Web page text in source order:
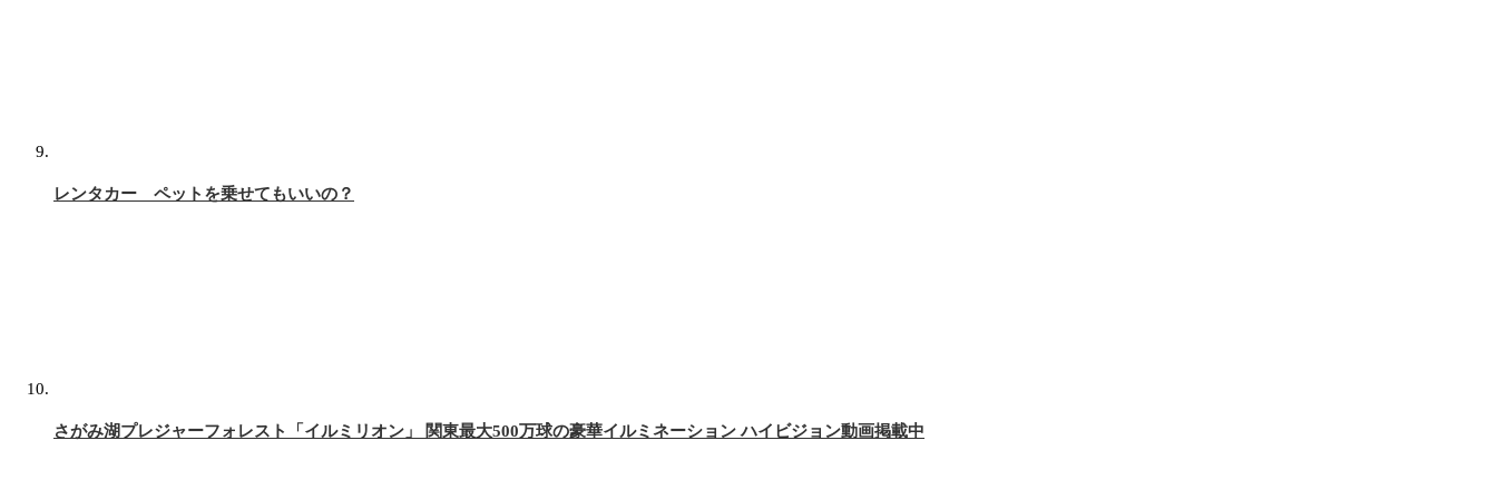
レンタカー ペットを乗せてもいいの？
さがみ湖プレジャーフォレスト「イルミリオン」 関東最大500万球の豪華イルミネーション ハイビジョン動画掲載中